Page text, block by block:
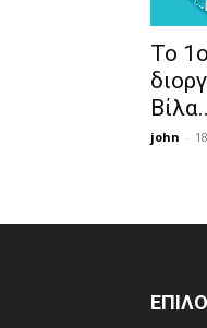
Το
john -